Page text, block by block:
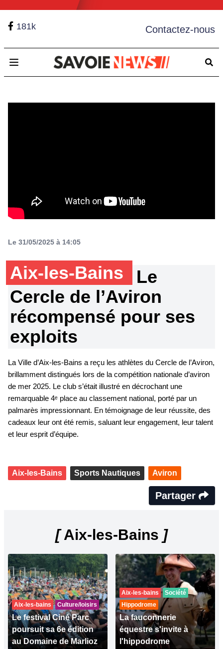
181k Contactez-nous
Open main menu
Le 31/05/2025 à 14:05
Aix-les-Bains
Le
Cercle de l’Aviron
récompensé pour ses
exploits
La Ville d’Aix-les-Bains a reçu les athlètes du Cercle de l’Aviron,
brillamment distingués lors de la compétition nationale d’aviron
de mer 2025. Le club s’était illustré en décrochant une
remarquable 4ᵉ place au classement national, porté par un
palmarès impressionnant. En témoignage de leur réussite, des
cadeaux leur ont été remis, saluant leur engagement, leur talent
et leur esprit d’équipe.
Aix-les-Bains Sports Nautiques Aviron
Partager
[Aix-les-Bains ]
Aix-les-bains Culture/loisirs
Le festival Ciné Parc
poursuit sa 6e édition
au Domaine de Marlioz
Aix-les-bains
Société
Hippodrome
La fauconnerie
équestre s'invite à
l'hippodrome